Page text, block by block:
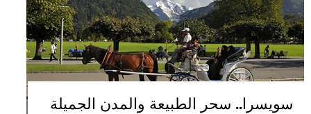
سويسرا.. سحر الطبيعة والمدن الجميلة